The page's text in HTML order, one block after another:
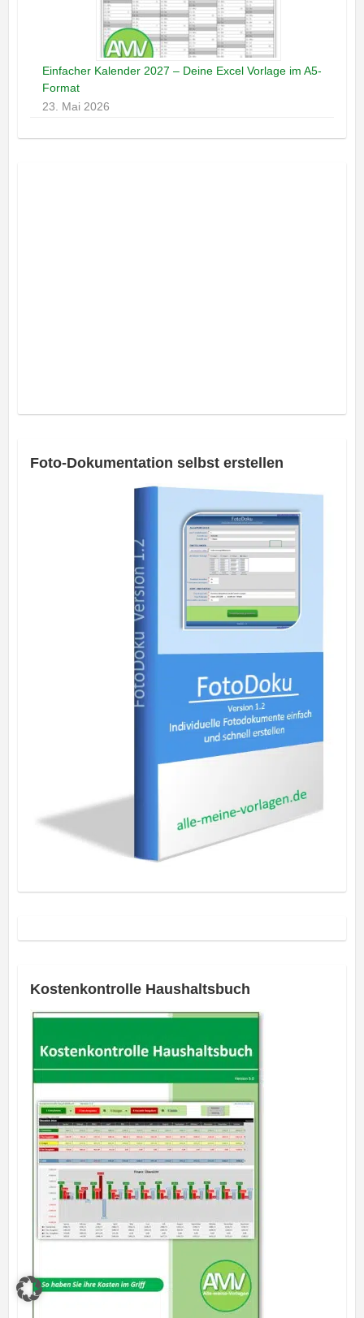
Einfacher Kalender 2027 – Deine Excel Vorlage im A5-
Format
23. Mai 2026
Foto-Dokumentation selbst erstellen
Kostenkontrolle Haushaltsbuch